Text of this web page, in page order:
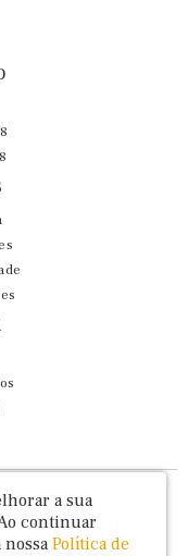
0001-86
/ SP - CEP 03016-030
a sua
continuar
nossaPolítica de